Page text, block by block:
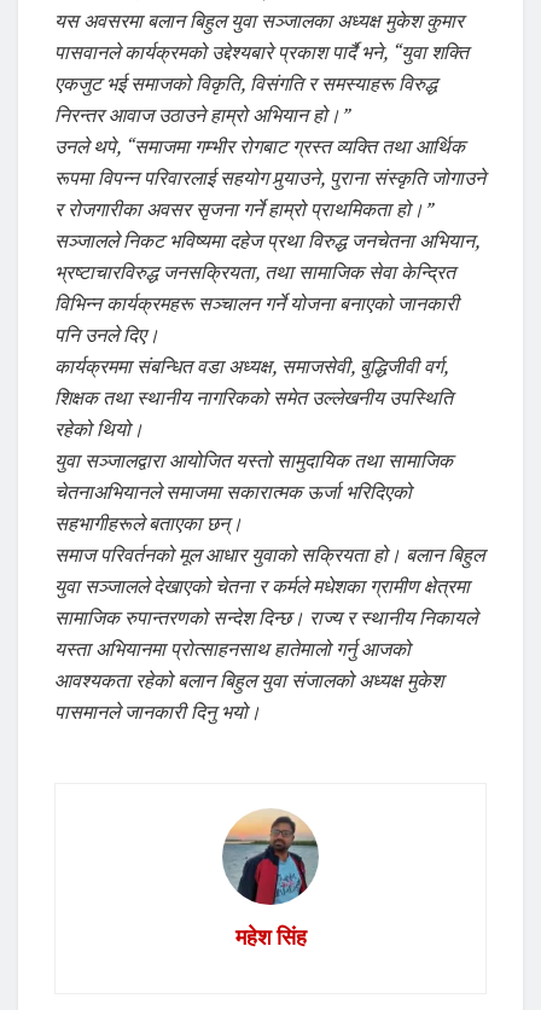
यस अवसरमा बलान बिहुल युवा सञ्जालका अध्यक्ष मुकेश कुमार
पासवानले कार्यक्रमको उद्देश्यबारे प्रकाश पार्दै भने, “युवा शक्ति
एकजुट भई समाजको विकृति, विसंगति र समस्याहरू विरुद्ध
निरन्तर आवाज उठाउने हाम्रो अभियान हो।”
उनले थपे, “समाजमा गम्भीर रोगबाट ग्रस्त व्यक्ति तथा आर्थिक
रूपमा विपन्न परिवारलाई सहयोग पुर्‍याउने, पुराना संस्कृति जोगाउने
र रोजगारीका अवसर सृजना गर्ने हाम्रो प्राथमिकता हो।”
सञ्जालले निकट भविष्यमा दहेज प्रथा विरुद्ध जनचेतना अभियान,
भ्रष्टाचारविरुद्ध जनसक्रियता, तथा सामाजिक सेवा केन्द्रित
विभिन्न कार्यक्रमहरू सञ्चालन गर्ने योजना बनाएको जानकारी
पनि उनले दिए।
कार्यक्रममा संबन्धित वडा अध्यक्ष, समाजसेवी, बुद्धिजीवी वर्ग,
शिक्षक तथा स्थानीय नागरिकको समेत उल्लेखनीय उपस्थिति
रहेको थियो।
युवा सञ्जालद्वारा आयोजित यस्तो सामुदायिक तथा सामाजिक
चेतनाअभियानले समाजमा सकारात्मक ऊर्जा भरिदिएको
सहभागीहरूले बताएका छन्।
समाज परिवर्तनको मूल आधार युवाको सक्रियता हो। बलान बिहुल
युवा सञ्जालले देखाएको चेतना र कर्मले मधेशका ग्रामीण क्षेत्रमा
सामाजिक रुपान्तरणको सन्देश दिन्छ। राज्य र स्थानीय निकायले
यस्ता अभियानमा प्रोत्साहनसाथ हातेमालो गर्नु आजको
आवश्यकता रहेको बलान बिहुल युवा संजालको अध्यक्ष मुकेश
पासमानले जानकारी दिनु भयो।
महेश सिंह